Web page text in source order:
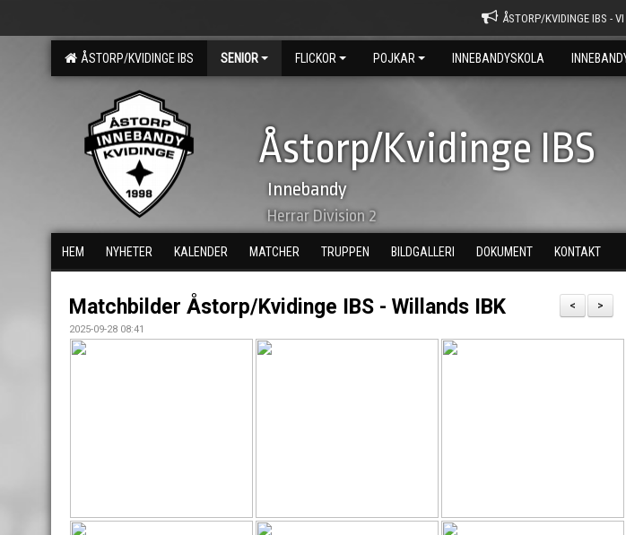
ÅSTORP/KVIDINGE IBS -
ÅSTORP/KVIDINGE IBS SENIOR FLICKOR POJKAR INNEBANDYSKOLA
Åstorp/Kvidinge IBS
Innebandy
Herrar Division 2
HEM NYHETER KALENDER MATCHER TRUPPEN BILDGALLERI DOKUMENT KONTAKT
>
<
Matchbilder Åstorp/Kvidinge IBS - Willands IBK
2025-09-28 08:41